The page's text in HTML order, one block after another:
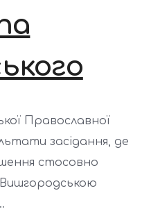
Православної
засідання, де
стосовно